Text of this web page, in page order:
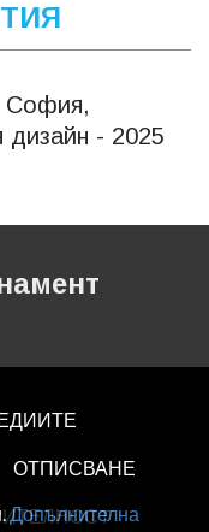
София,
дизайн - 2025
ОТПИСВАНЕ
Допълнителна